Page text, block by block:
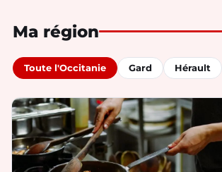
Ma région
Toute l'Occitanie Gard Hérault